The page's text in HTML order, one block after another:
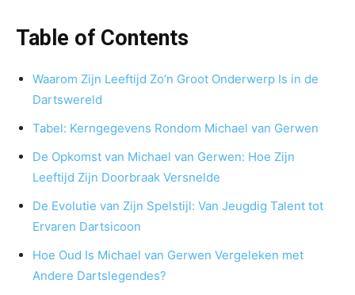
Table of Contents
Waarom Zijn Leeftijd Zo’n Groot Onderwerp Is in de
Dartswereld
Tabel: Kerngegevens Rondom Michael van Gerwen
De Opkomst van Michael van Gerwen: Hoe Zijn
Leeftijd Zijn Doorbraak Versnelde
De Evolutie van Zijn Spelstijl: Van Jeugdig Talent tot
Ervaren Dartsicoon
Hoe Oud Is Michael van Gerwen Vergeleken met
Andere Dartslegendes?